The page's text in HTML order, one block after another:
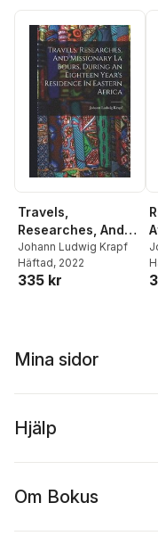
Travels,
Researches, And
Missionary La
Bours, During An
Eighteen Year's
Johann Ludwig Krapf
Häftad, 2022
335 kr
Mina sidor
Hjälp
Om Bokus